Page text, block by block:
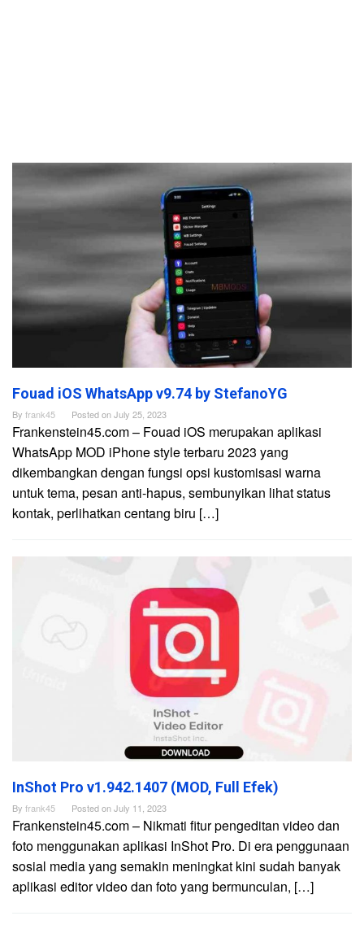
Frankenstein45.Com
Fouad iOS WhatsApp v9.74 by StefanoYG
By frank45 Posted onJuly 25, 2023
Frankenstein45.com – Fouad iOS merupakan aplikasi
WhatsApp MOD iPhone style terbaru 2023 yang
dikembangkan dengan fungsi opsi kustomisasi warna
untuk tema, pesan anti-hapus, sembunyikan lihat status
kontak, perlihatkan centang biru […]
InShot Pro v1.942.1407 (MOD, Full Efek)
By frank45 Posted onJuly 11, 2023
Frankenstein45.com – Nikmati fitur pengeditan video dan
foto menggunakan aplikasi InShot Pro. Di era penggunaan
sosial media yang semakin meningkat kini sudah banyak
aplikasi editor video dan foto yang bermunculan, […]